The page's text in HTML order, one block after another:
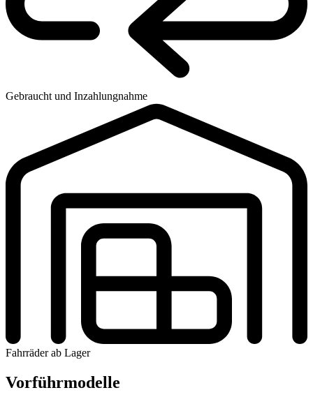
Gebraucht und Inzahlungnahme
Fahrräder ab Lager
Vorführmodelle